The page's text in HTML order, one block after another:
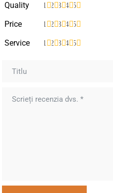
Quality 5
4
3
2
1
Price 5
4
3
2
1
Service 5
4
3
2
1